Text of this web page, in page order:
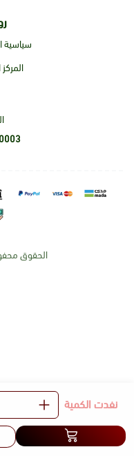
نفدت الكمية
سياسية
الحقوق